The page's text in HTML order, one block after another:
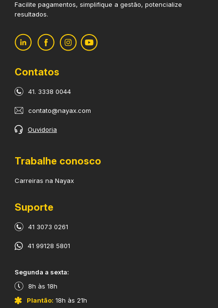
Facilite pagamentos, simplifique a gestão, potencialize
resultados.
Contatos
41. 3338 0044
contato@nayax.com
Ouvidoria
Trabalhe conosco
Carreiras na Nayax
Suporte
41 3073 0261
41 99128 5801
​Segunda a sexta:
8h às 18h
Plantão: 18h às 21h